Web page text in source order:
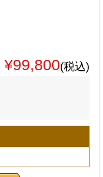
¥99,800(税込)